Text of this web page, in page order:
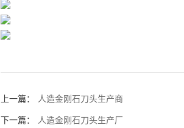
上一篇： 人造金刚石刀头生产商
下一篇： 人造金刚石刀头生产厂